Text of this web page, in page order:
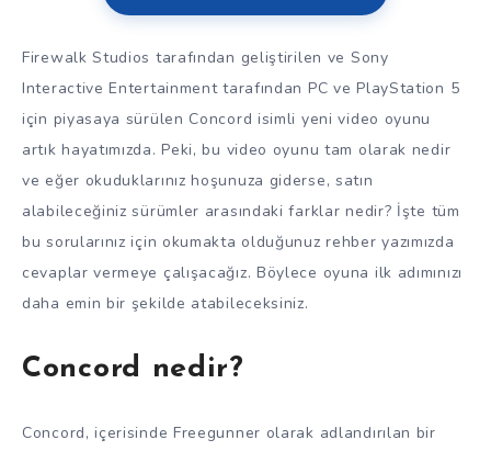
Firewalk Studios tarafından geliştirilen ve Sony
Interactive Entertainment tarafından PC ve PlayStation 5
için piyasaya sürülen Concord isimli yeni video oyunu
artık hayatımızda. Peki, bu video oyunu tam olarak nedir
ve eğer okuduklarınız hoşunuza giderse, satın
alabileceğiniz sürümler arasındaki farklar nedir? İşte tüm
bu sorularınız için okumakta olduğunuz rehber yazımızda
cevaplar vermeye çalışacağız. Böylece oyuna ilk adımınızı
daha emin bir şekilde atabileceksiniz.
Concord nedir?
Concord, içerisinde Freegunner olarak adlandırılan bir